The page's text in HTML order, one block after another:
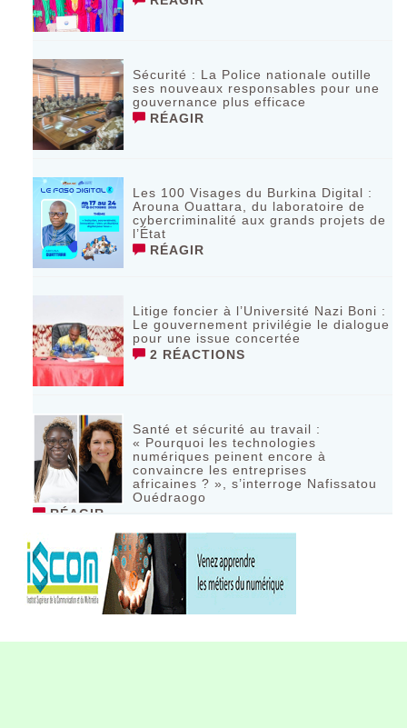
Sécurité : La Police nationale outille
ses nouveaux responsables pour une
gouvernance plus efficace
RÉAGIR
Les 100 Visages du Burkina Digital :
Arouna Ouattara, du laboratoire de
cybercriminalité aux grands projets de
l’État
RÉAGIR
Litige foncier à l’Université Nazi Boni :
Le gouvernement privilégie le dialogue
pour une issue concertée
2 RÉACTIONS
Santé et sécurité au travail :
« Pourquoi les technologies
numériques peinent encore à
convaincre les entreprises
africaines ? », s’interroge Nafissatou
Ouédraogo
RÉAGIR